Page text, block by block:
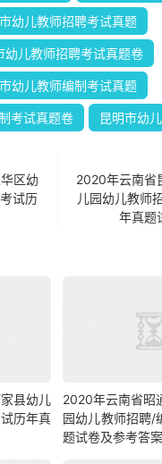
幼儿教师招聘考试真题
幼儿教师招聘考试真题卷
幼儿教师编制考试真题
考试真题卷 昆明市幼
区幼
试历
2020年云南省
儿园幼儿教师
年真题
县幼儿
历年真
2020年云南省昭
园幼儿教师招聘/
题试卷及参考答案